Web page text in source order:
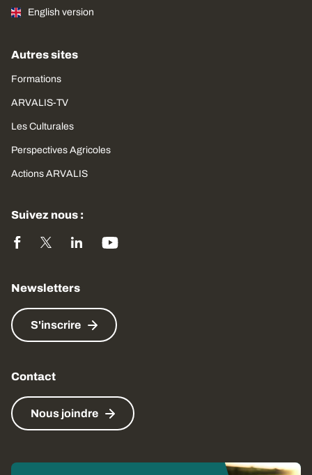
English version
Autres sites
Formations
ARVALIS-TV
Les Culturales
Perspectives Agricoles
Actions ARVALIS
Suivez nous :
Newsletters
S'inscrire
Contact
Nous joindre